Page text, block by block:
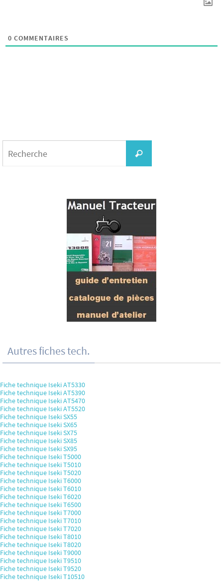
0 COMMENTAIRES
Recherche
Autres fiches tech.
Fiche technique Iseki AT5330
Fiche technique Iseki AT5390
Fiche technique Iseki AT5470
Fiche technique Iseki AT5520
Fiche technique Iseki SX55
Fiche technique Iseki SX65
Fiche technique Iseki SX75
Fiche technique Iseki SX85
Fiche technique Iseki SX95
Fiche technique Iseki T5000
Fiche technique Iseki T5010
Fiche technique Iseki T5020
Fiche technique Iseki T6000
Fiche technique Iseki T6010
Fiche technique Iseki T6020
Fiche technique Iseki T6500
Fiche technique Iseki T7000
Fiche technique Iseki T7010
Fiche technique Iseki T7020
Fiche technique Iseki T8010
Fiche technique Iseki T8020
Fiche technique Iseki T9000
Fiche technique Iseki T9510
Fiche technique Iseki T9520
Fiche technique Iseki T10510